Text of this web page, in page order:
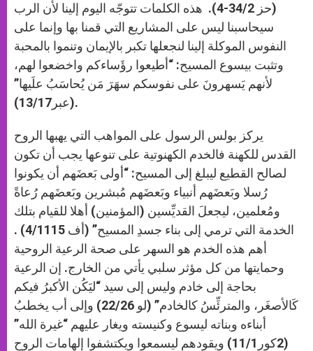
(حز 34/2-4). هذه الكلمات تتوجّه اليوم إلينا لأن الرب
سيحاسبنا ليس على المشاريع التي قمنا بها وإنما على
النفوس الموكلة إلينا لنجعلها تكبر بالإيمان وتنموا بالمحبة
وتثبت بيسوع المسيح: “أطيعوا رؤَساءكم واخضعوا لهم،
لأنهم يَسهرونَ على نفوسكم سهَرَ مَن يُحاسَبُ علَيها”
(عبر13/17).
يركز بولس الرسول على المواهب التي يهبها الروح
القدس للكهنة فالخدم الكهنوتية على تنوعها يجب أن تكون
لصالح القطيع ليبلغ إلى المسيح: “أولى بَعضَهم أن يكونوا
رُسلا وبَعضَهم أنبياء وبَعضَهم مُبشرين وبَعضَهم رُعاةً
ومُعلمين، ليجعلَ القديِّسين (المؤمنين) أهلا للقيام بتلك
الخدمة التي ترمي إلى بناء جسدِ المسيح” (أف 4/1115) .
أهم هذه الخدم هو السهر على صحة الرعية الروحية
وحمايتها من كل مؤثر سلبي يأتي من الخارج. إن الرعية
بحاجة إلى خادم وليس إلى سيد “ليَكُن الأكبرُ فيكم
كَالأصغَر، والمترئِّسُ كالخادم” (لو 22/26) وإلى أب يخطبُ
أبناءه وبناته ليسوع وكنيسته ويغار عليهم “غيرة الله”
(2كور11/1) ويقودهم ليسمعوا ويكتشفوا إلهامات الروح